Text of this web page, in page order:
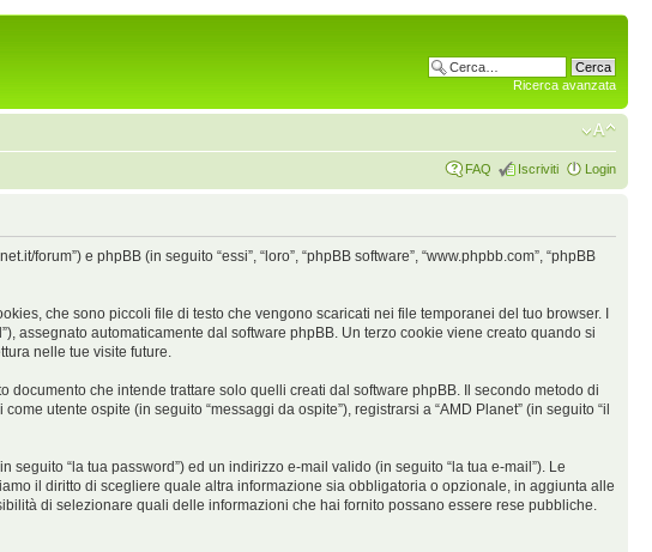
Ricerca avanzata
FAQ Iscriviti Login
forum”) e phpBB (in seguito “essi”, “loro”, “phpBB software”, “www.phpbb.com”, “phpBB
che sono piccoli file di testo che vengono scaricati nei file temporanei del tuo browser. I
assegnato automaticamente dal software phpBB. Un terzo cookie viene creato quando si
nelle tue visite future.
che intende trattare solo quelli creati dal software phpBB. Il secondo metodo di
utente ospite (in seguito “messaggi da ospite”), registrarsi a “AMD Planet” (in seguito “il
“la tua password”) ed un indirizzo e-mail valido (in seguito “la tua e-mail”). Le
il diritto di scegliere quale altra informazione sia obbligatoria o opzionale, in aggiunta alle
di selezionare quali delle informazioni che hai fornito possano essere rese pubbliche.